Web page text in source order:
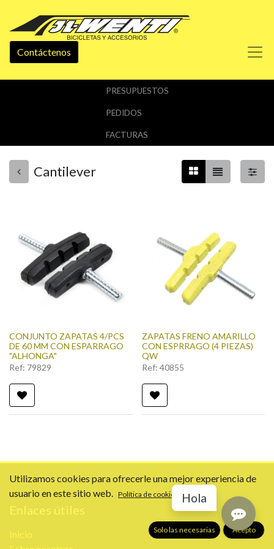
Contáctenos
PRESUPUESTOS
PEDIDOS
FACTURAS
Cantilever
CONJUNTO ZAPATAS 4/PCS
DE 60 MM CON ESPARRAGO
"ALHONGA"
Ref: 79829
ZAPATAS FRENO AMARILLO
CON ESPRRAGO (4 PIEZAS)
QW
Ref: 40855
Enlaces útiles
Inicio
Utilizamos cookies para ofrecerle una mejor experiencia de
usuario en este sitio web. Política de cookies
Solo las necesarias Acepto
Hola